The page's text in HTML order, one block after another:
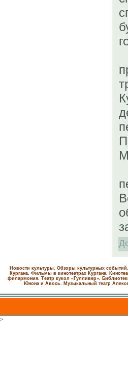
Новости культуры. Обзоры культурных
Кургана. Фильмы в кинотеатрах Кургана.
филармония. Театр кукол «Гулливер».
Юнона и Авось. Музыкальный театр
>